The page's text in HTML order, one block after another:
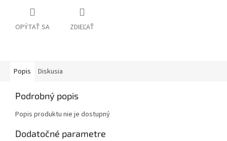
OPÝTAŤ SA ZDIEĽAŤ
Popis Diskusia
Podrobný popis
Popis produktu nie je dostupný
Dodatočné parametre